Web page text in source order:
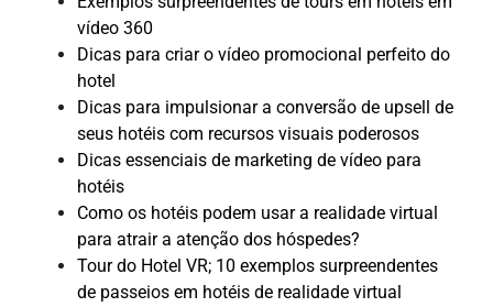
vídeo 360
Dicas para criar o vídeo promocional perfeito do
hotel
Dicas para impulsionar a conversão de upsell de
seus hotéis com recursos visuais poderosos
Dicas essenciais de marketing de vídeo para
hotéis
Como os hotéis podem usar a realidade virtual
para atrair a atenção dos hóspedes?
Tour do Hotel VR; 10 exemplos surpreendentes
de passeios em hotéis de realidade virtual